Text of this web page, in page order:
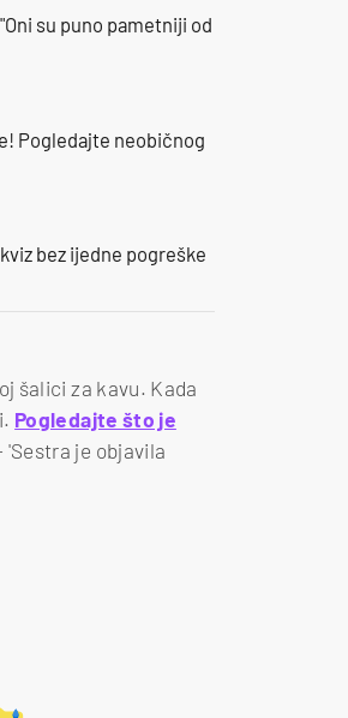
su puno pametniji od
Pogledajte neobičnog
bez ijedne pogreške
šalici za kavu. Kada
Pogledajte što je
je objavila